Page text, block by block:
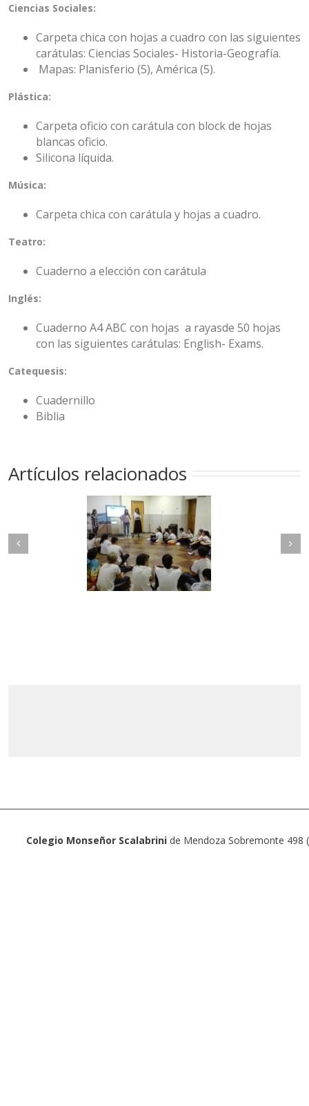
Ciencias Sociales:
Carpeta chica con hojas a cuadro con las siguientes
carátulas: Ciencias Sociales- Historia-Geografía.
Mapas: Planisferio (5), América (5).
Plástica:
Carpeta oficio con carátula con block de hojas
blancas oficio.
Silicona líquida.
Música:
Carpeta chica con carátula y hojas a cuadro.
Teatro:
Cuaderno a elección con carátula
Inglés:
Cuaderno A4 ABC con hojas a rayasde 50 hojas
con las siguientes carátulas: English- Exams.
Catequesis:
Cuadernillo
Biblia
Artículos relacionados
Colegio Monseñor Scalabrini de Mendoza Sobremonte 498